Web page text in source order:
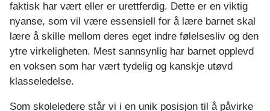
faktisk har vært eller er urettferdig. Dette er en viktig
nyanse, som vil være essensiell for å lære barnet skal
lære å skille mellom deres eget indre følelsesliv og den
ytre virkeligheten. Mest sannsynlig har barnet opplevd
en voksen som har vært tydelig og kanskje utøvd
klasseledelse.
Som skoleledere står vi i en unik posisjon til å påvirke